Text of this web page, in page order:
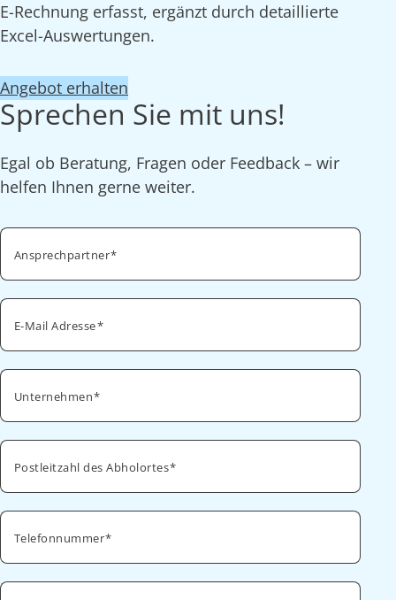
E-Rechnung erfasst, ergänzt durch detaillierte
Excel-Auswertungen.
Angebot erhalten
Sprechen Sie mit uns!
Egal ob Beratung, Fragen oder Feedback – wir
helfen Ihnen gerne weiter.
Ansprechpartner
E-Mail Adresse
Unternehmen
Postleitzahl des Abholortes
Telefonnummer